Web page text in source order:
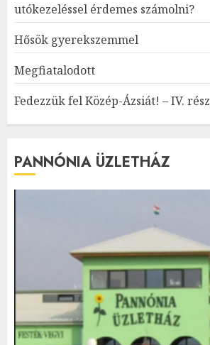
utókezeléssel érdemes számolni?
Hősök gyerekszemmel
Megfiatalodott
Fedezzük fel Közép-Ázsiát! – IV. rész
PANNÓNIA ÜZLETHÁZ